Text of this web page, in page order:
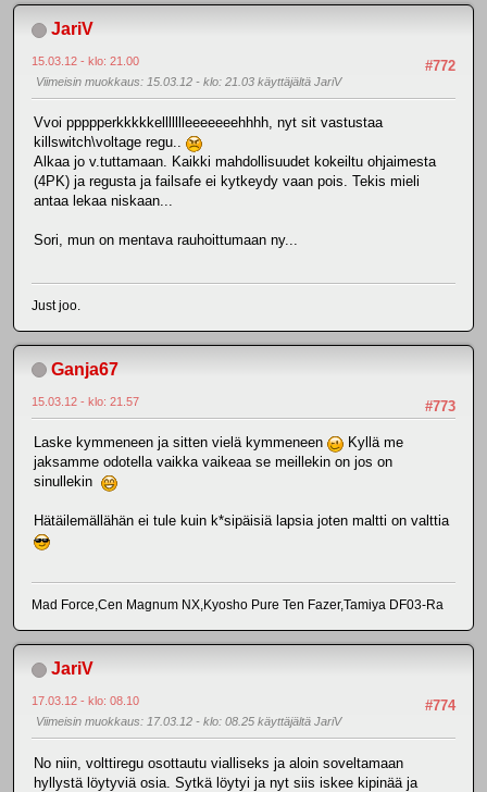
JariV
#772
15.03.12 - klo: 21.00
Viimeisin muokkaus: 15.03.12 - klo: 21.03 käyttäjältä JariV
Vvoi ppppperkkkkkellllllleeeeeeehhhh, nyt sit vastustaa
killswitch\voltage regu..
Alkaa jo v.tuttamaan. Kaikki mahdollisuudet kokeiltu ohjaimesta
(4PK) ja regusta ja failsafe ei kytkeydy vaan pois. Tekis mieli
antaa lekaa niskaan...
Sori, mun on mentava rauhoittumaan ny...
Just joo.
Ganja67
#773
15.03.12 - klo: 21.57
Laske kymmeneen ja sitten vielä kymmeneen
Kyllä me
jaksamme odotella vaikka vaikeaa se meillekin on jos on
sinullekin
Hätäilemällähän ei tule kuin k*sipäisiä lapsia joten maltti on valttia
Mad Force,Cen Magnum NX,Kyosho Pure Ten Fazer,Tamiya DF03-Ra
JariV
#774
17.03.12 - klo: 08.10
Viimeisin muokkaus: 17.03.12 - klo: 08.25 käyttäjältä JariV
No niin, volttiregu osottautu vialliseks ja aloin soveltamaan
hyllystä löytyviä osia. Sytkä löytyi ja nyt siis iskee kipinää ja